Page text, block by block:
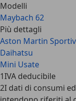
Modelli
Maybach 62
Più dettagli
Aston Martin
Daihatsu
Mini Usate
1IVA deducibile
2I dati di consumi